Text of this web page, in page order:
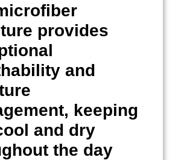
provides
and
keeping
and dry
the day